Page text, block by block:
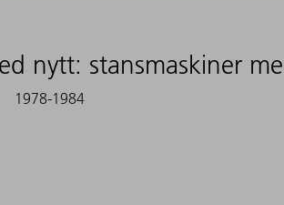
nytt: stansmaskiner
1978-1984